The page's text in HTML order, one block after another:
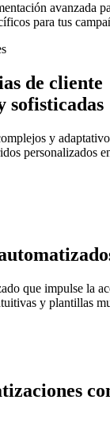
avanzada
para tus
de cliente
sofisticadas
y
personalizados
que impulse la
y plantillas